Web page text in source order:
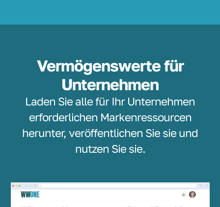
Vermögenswerte für
Unternehmen
Laden Sie alle für Ihr Unternehmen
erforderlichen Markenressourcen
herunter, veröffentlichen Sie sie und
nutzen Sie sie.